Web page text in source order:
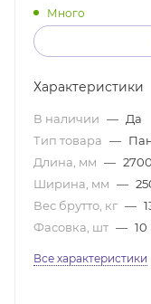
Много
Характеристики
В наличии — Да
Тип товара —
Длина, мм — 2700
Ширина, мм —
Вес брутто, кг —
Фасовка, шт — 10
Все характеристики